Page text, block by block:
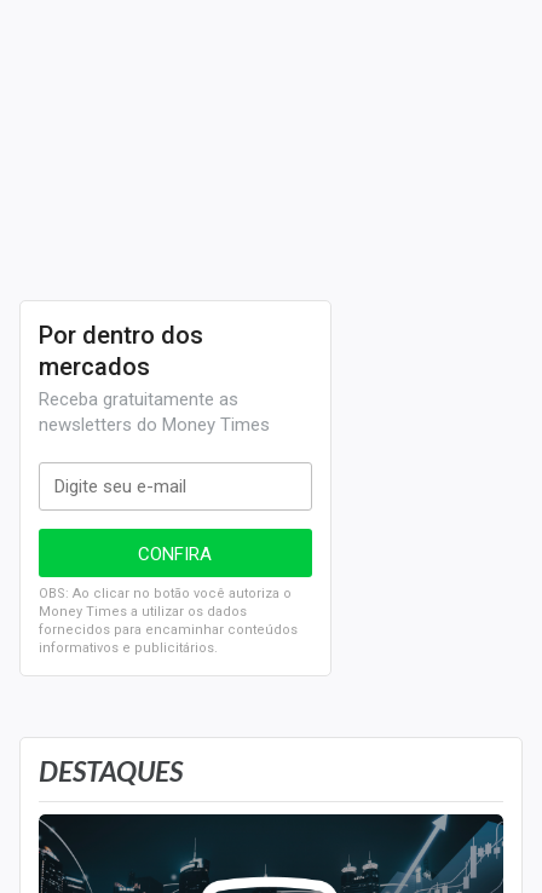
DESTAQUES
Por dentro dos
mercados
Receba gratuitamente as
newsletters do Money Times
OBS: Ao clicar no botão você autoriza o
Money Times a utilizar os dados
fornecidos para encaminhar conteúdos
informativos e publicitários.